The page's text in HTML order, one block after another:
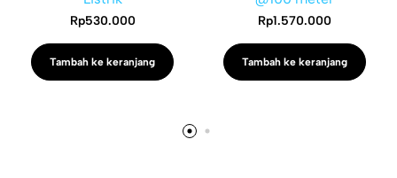
Rp530.000
Tambah ke keranjang
Rp1.570.000
Tambah ke keranjang